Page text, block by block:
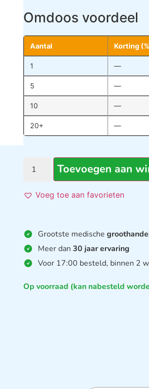
Omdoos voordeel
Aantal Korting
1 —
5 —
10 —
20+ —
Toevoegen aan
Voeg toe aan favorieten
Grootste medische
Meer dan30 jaar ervaring
Voor 17:00 besteld, binnen 2
Op voorraad (kan nabesteld